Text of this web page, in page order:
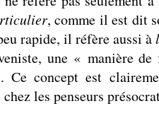
, comme il est dit
rapide, il réfère aussi à
une « manière
Ce concept est
les penseurs